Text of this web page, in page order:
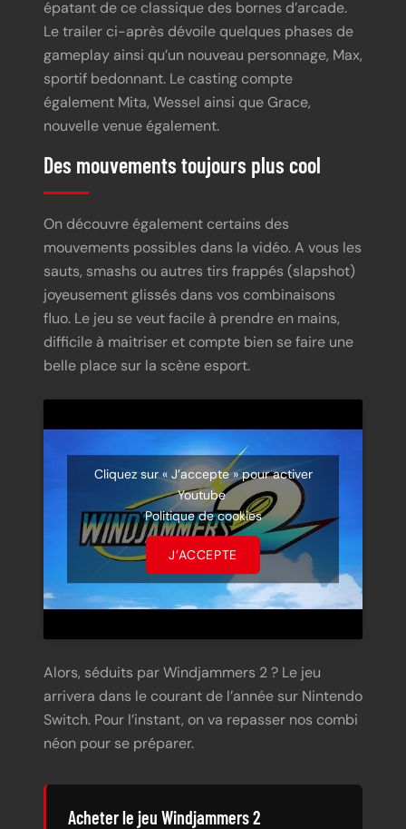
épatant de ce classique des bornes d’arcade.
Le trailer ci-après dévoile quelques phases de
gameplay ainsi qu’un nouveau personnage, Max,
sportif bedonnant. Le casting compte
également Mita, Wessel ainsi que Grace,
nouvelle venue également.
Des mouvements toujours plus cool
On découvre également certains des
mouvements possibles dans la vidéo. A vous les
sauts, smashs ou autres tirs frappés (slapshot)
joyeusement glissés dans vos combinaisons
fluo. Le jeu se veut facile à prendre en mains,
difficile à maitriser et compte bien se faire une
belle place sur la scène esport.
Cliquez sur « J’accepte » pour activer
Youtube
Politique de cookies
J’ACCEPTE
Alors, séduits par Windjammers 2 ? Le jeu
arrivera dans le courant de l’année sur Nintendo
Switch. Pour l’instant, on va repasser nos combi
néon pour se préparer.
Acheter le jeu Windjammers 2